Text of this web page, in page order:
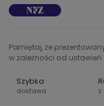
Pamiętaj, że
w zależności od ustawień
Szybka
dostawa z